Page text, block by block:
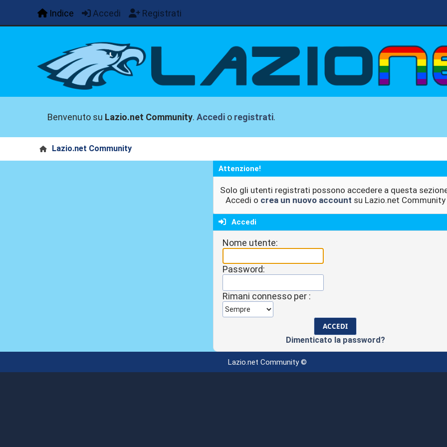
Indice Accedi Registrati
Benvenuto su Lazio.net Community.Accedi o registrati.
Lazio.net Community
Attenzione!
Solo gli utenti registrati possono accedere a questa
Accedi o crea un nuovo account su Lazio.net Community
Accedi
Nome utente:
Password:
Rimani connesso per :
Dimenticato la password?
Lazio.net Community ©